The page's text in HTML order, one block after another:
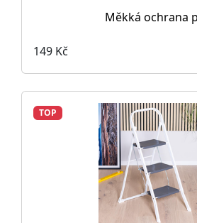
Měkká ochrana
149 Kč
TOP